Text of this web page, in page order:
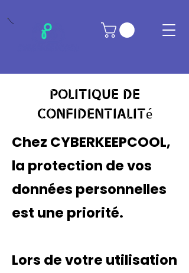
Politique de
confidentialité
Chez CYBERKEEPCOOL,
la protection de vos
données personnelles
est une priorité.
Lors de votre utilisation